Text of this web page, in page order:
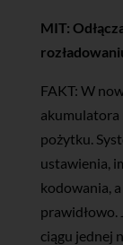
MIT:
FAKT: W
akumulatora
pożytku.
ustawienia,
kodowania,
prawidłowo.
ciągu jednej